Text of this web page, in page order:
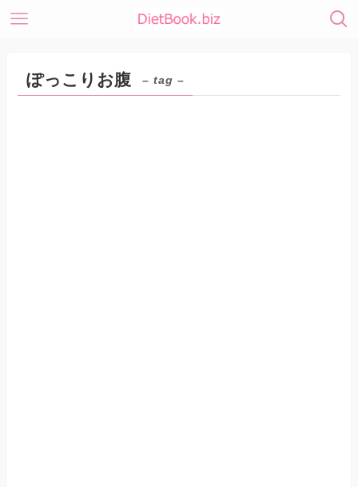
ぽっこりお腹 – tag –